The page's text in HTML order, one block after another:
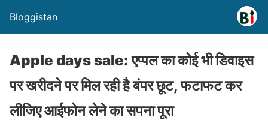
Bloggistan
Apple days sale: एप्पल का कोई भी डिवाइस
पर खरीदने पर मिल रही है बंपर छूट, फटाफट कर
लीजिए आईफोन लेने का सपना पूरा